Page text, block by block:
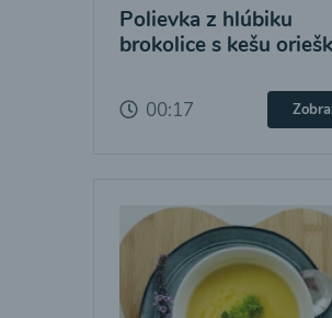
Polievka z hlúbiku
brokolice s kešu
00:17